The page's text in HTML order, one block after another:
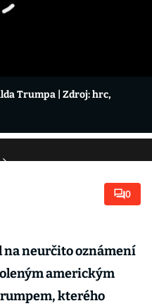
Trumpa | Zdroj: hrc,
0
na neurčito oznámení
americkým
kterého